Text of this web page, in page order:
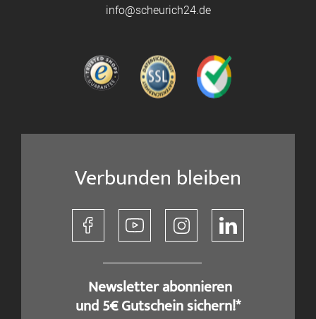
info@scheurich24.de
Verbunden bleiben
​ Newsletter abonnieren
und 5€ Gutschein sichern!*